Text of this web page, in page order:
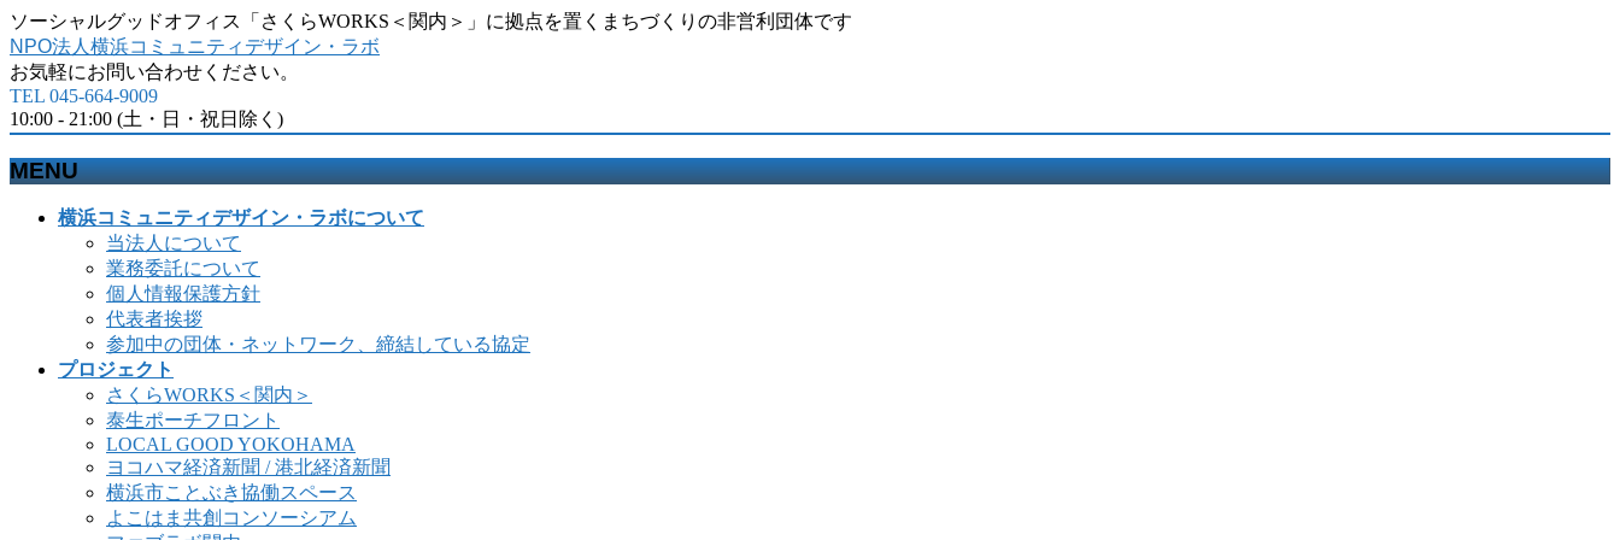
ソーシャルグッドオフィス「さくらWORKS＜関内＞」に拠点を置くまちづくりの非営利団体です
NPO法人横浜コミュニティデザイン・ラボ
お気軽にお問い合わせください。
TEL 045-664-9009
10:00 - 21:00 (土・日・祝日除く)
MENU
横浜コミュニティデザイン・ラボについて
当法人について
業務委託について
個人情報保護方針
代表者挨拶
参加中の団体・ネットワーク、締結している協定
プロジェクト
さくらWORKS＜関内＞
泰生ポーチフロント
LOCAL GOOD YOKOHAMA
ヨコハマ経済新聞 / 港北経済新聞
横浜市ことぶき協働スペース
よこはま共創コンソーシアム